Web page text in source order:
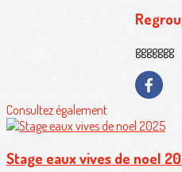
ggggggg
Consultez également
Stage eaux vives de noel